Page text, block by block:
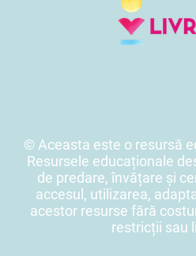
© Aceasta este o resursă
Resursele educaționale
de predare, învățare și
accesul, utilizarea,
acestor resurse fără
restricții sau